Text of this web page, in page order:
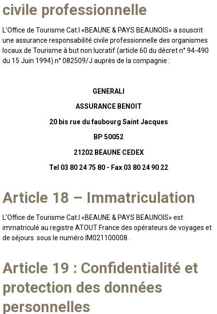
civile professionnelle
L’Office de Tourisme Cat.I «BEAUNE & PAYS BEAUNOIS» a souscrit
une assurance responsabilité civile professionnelle des organismes
locaux de Tourisme à but non lucratif (article 60 du décret n° 94-490
du 15 Juin 1994) n° 082509/J auprès de la compagnie :
GENERALI
ASSURANCE BENOIT
20 bis rue du faubourg Saint Jacques
BP 50052
21202 BEAUNE CEDEX
Tel 03 80 24 75 80 - Fax 03 80 24 90 22
Article 18 – Immatriculation
L’Office de Tourisme Cat.I «BEAUNE & PAYS BEAUNOIS» est
immatriculé au registre ATOUT France des opérateurs de voyages et
de séjours sous le numéro IM021100008.
Article 19 : Confidentialité et
protection des données
personnelles